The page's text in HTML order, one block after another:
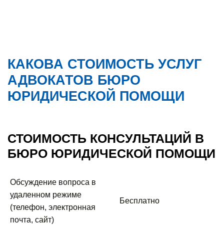
КАКОВА СТОИМОСТЬ УСЛУГ
АДВОКАТОВ БЮРО
ЮРИДИЧЕСКОЙ ПОМОЩИ
СТОИМОСТЬ КОНСУЛЬТАЦИЙ В
БЮРО ЮРИДИЧЕСКОЙ ПОМОЩИ
Обсуждение вопроса в
удаленном режиме
(телефон, электронная
почта, сайт)
Бесплатно